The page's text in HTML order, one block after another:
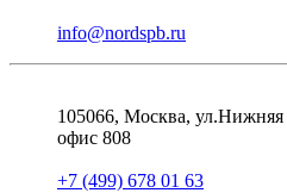
info@nordspb.ru
105066, Москва, ул.Нижняя
офис 808
+7 (499) 678 01 63